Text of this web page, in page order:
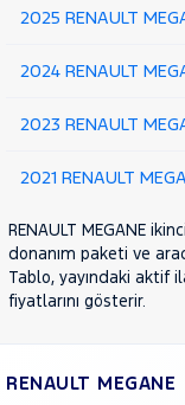
KANGOO
KANGOO
EXPRESS
KANGOO
KOLEOS
MEGANE
1.3
TCE
ICON
1.3 TCE
BLUE
2025 RENAULT
2024 RENAULT
2023 RENAULT
2021 RENAULT
RENAULT MEGANE
donanım paketi ve
Tablo, yayındaki aktif
fiyatlarını gösterir.
RENAULT MEGANE